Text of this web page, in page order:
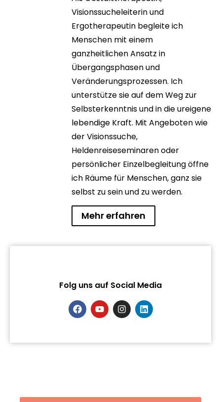
Folg uns auf Social Media
Visionssucheleiterin und
Ergotherapeutin begleite ich
Menschen mit einem
ganzheitlichen Ansatz in
Übergangsphasen und
Veränderungsprozessen. Ich
unterstütze sie auf dem Weg zur
Selbsterkenntnis und in die ureigene
lebendige Kraft. Mit Angeboten wie
der Visionssuche,
Heldenreiseseminaren oder
persönlicher Einzelbegleitung öffne
ich Räume für Menschen, ganz sie
selbst zu sein und zu werden.
Mehr erfahren